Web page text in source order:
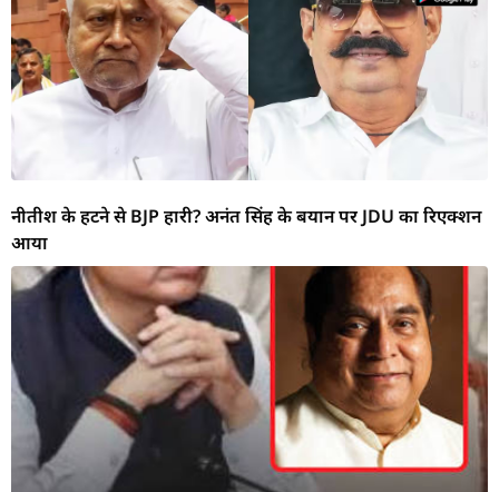
नीतीश के हटने से BJP हारी? अनंत सिंह के बयान पर JDU का रिएक्शन
आया